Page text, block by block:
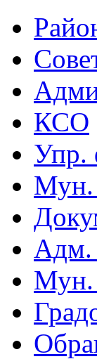
КСО
Упр.
Мун.
Адм.
Мун.